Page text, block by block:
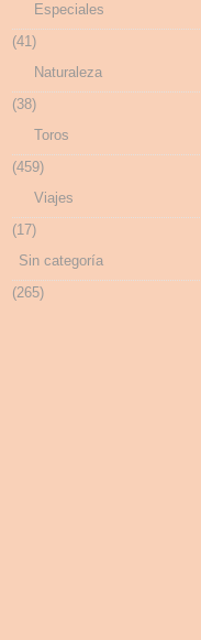
Especiales
(41)
Naturaleza
(38)
Toros
(459)
Viajes
(17)
Sin categoría
(265)